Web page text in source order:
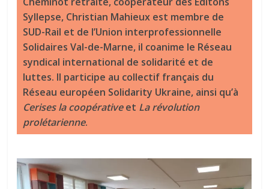
Syllepse, Christian Mahieux est membre de
SUD-Rail et de l’Union interprofessionnelle
Solidaires Val-de-Marne, il coanime le Réseau
syndical international de solidarité et de
luttes. Il participe au collectif français du
Réseau européen Solidarity Ukraine, ainsi qu’à
Cerises la coopérativeet La révolution
prolétarienne.